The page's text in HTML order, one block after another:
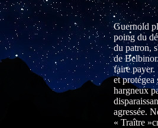
Guernold
poing du
du patron,
de
faire
et
hargneux
agressée.
« Traître